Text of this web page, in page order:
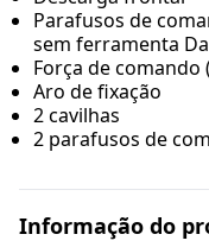
Parafusos de
sem ferramenta
Força de comando
Aro de fixação
2 cavilhas
2 parafusos de
Informação do